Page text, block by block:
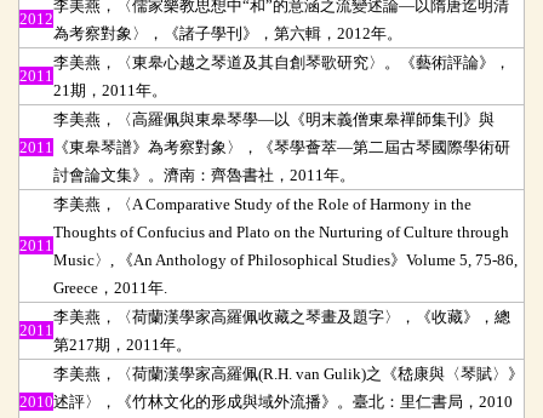
2012
李美燕，〈儒家樂教思想中“和”的意涵之流變述論—以隋唐迄明清
為考察對象〉，《諸子學刊》，第六輯，2012年。
2011
李美燕，〈東皋心越之琴道及其自創琴歌研究〉。《藝術評論》，
21期，2011年。
2011
李美燕，〈高羅佩與東皋琴學—以《明末義僧東皋禪師集刊》與
《東皋琴譜》為考察對象〉，《琴學薈萃—第二屆古琴國際學術研
討會論文集》。濟南：齊魯書社，2011年。
2011
李美燕，〈A Comparative Study of the Role of Harmony in the
Thoughts of Confucius and Plato on the Nurturing of Culture through
Music〉, 《An Anthology of Philosophical Studies》Volume 5, 75-86,
Greece，2011年.
2011
李美燕，〈荷蘭漢學家高羅佩收藏之琴畫及題字〉，《收藏》，總
第217期，2011年。
2010
李美燕，〈荷蘭漢學家高羅佩(R.H. van Gulik)之《嵇康與〈琴賦〉》
述評〉，《竹林文化的形成與域外流播》。臺北：里仁書局，2010